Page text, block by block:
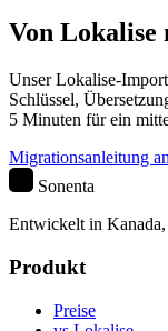
Von Lokalise
Unser Lokalise-
Schlüssel,
5 Minuten für ein
Migrationsanleitung
Sonenta
Entwickelt in Kanada,
Produkt
Preise